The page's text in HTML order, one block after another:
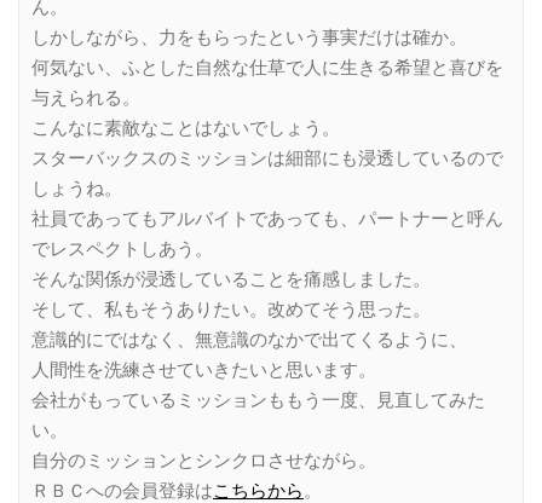
ん。
しかしながら、力をもらったという事実だけは確か。
何気ない、ふとした自然な仕草で人に生きる希望と喜びを
与えられる。
こんなに素敵なことはないでしょう。
スターバックスのミッションは細部にも浸透しているので
しょうね。
社員であってもアルバイトであっても、パートナーと呼ん
でレスペクトしあう。
そんな関係が浸透していることを痛感しました。
そして、私もそうありたい。改めてそう思った。
意識的にではなく、無意識のなかで出てくるように、
人間性を洗練させていきたいと思います。
会社がもっているミッションももう一度、見直してみた
い。
自分のミッションとシンクロさせながら。
ＲＢＣへの会員登録はこちらから。